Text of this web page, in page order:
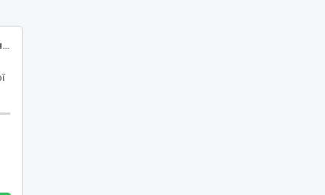
Програмно-апаратний комплекс радіологічної інформаційної системи